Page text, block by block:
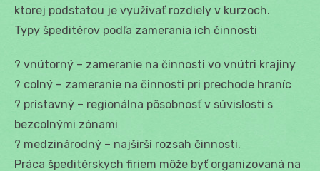
ktorej podstatou je využívať rozdiely v kurzoch.
Typy špeditérov podľa zamerania ich činnosti
? vnútorný – zameranie na činnosti vo vnútri krajiny
? colný – zameranie na činnosti pri prechode hraníc
? prístavný – regionálna pôsobnosť v súvislosti s
bezcolnými zónami
? medzinárodný – najširší rozsah činnosti.
Práca špeditérskych firiem môže byť organizovaná na